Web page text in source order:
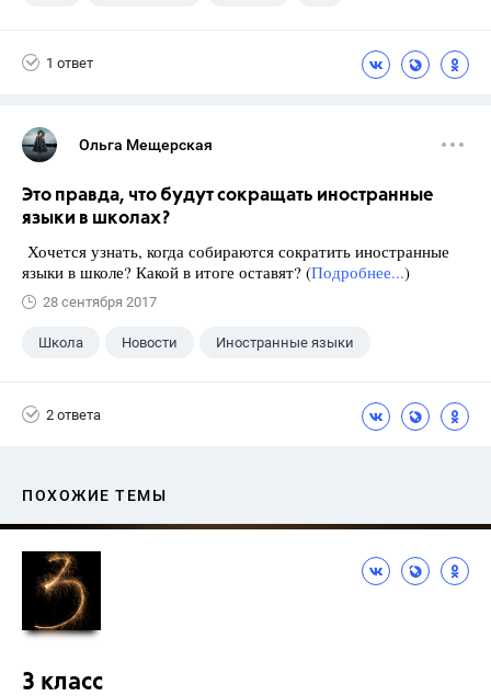
1 ответ
Ольга Мещерская
Это правда, что будут сокращать иностранные
языки в школах?
Хочется узнать, когда собираются сократить иностранные
языки в школе? Какой в итоге оставят? (Подробнее...)
28 сентября 2017
Школа Новости Иностранные языки
2 ответа
ПОХОЖИЕ ТЕМЫ
3 класс